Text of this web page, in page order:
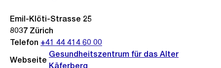
Emil-Klöti-Strasse 25
8037 Zürich
Telefon +41 44 414 60 00
Webseite
Gesundheitszentrum für das Alter
Käferberg